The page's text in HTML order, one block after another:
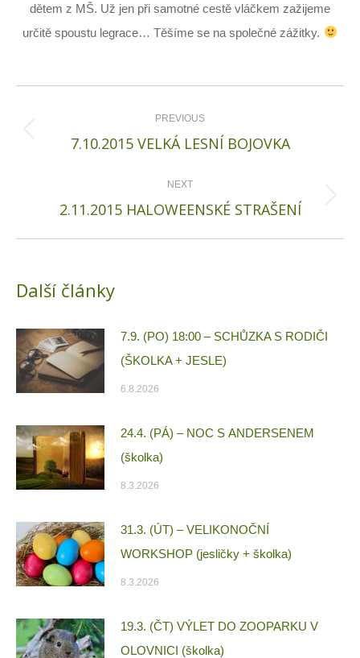
dětem z MŠ. Už jen při samotné cestě vláčkem zažijeme
určitě spoustu legrace… Těšíme se na společné zážitky.
navigation PREVIOUS
Previous
7.10.2015 VELKÁ LESNÍ BOJOVKA
NEXT
Next
2.11.2015 HALOWEENSKÉ STRAŠENÍ
Další články
7.9. (PO) 18:00 – SCHŮZKA S RODIČI
(ŠKOLKA + JESLE)
6.8.2026
24.4. (PÁ) – NOC S ANDERSENEM
(školka)
8.3.2026
31.3. (ÚT) – VELIKONOČNÍ
WORKSHOP (jesličky + školka)
8.3.2026
19.3. (ČT) VÝLET DO ZOOPARKU V
OLOVNICI (školka)